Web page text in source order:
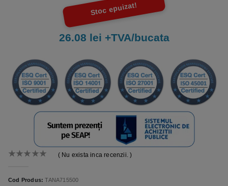
( Nu exista inca recenzii. )
Cod Produs:TANA715500
Stoc epuizat!
26.08 lei +TVA/bucata